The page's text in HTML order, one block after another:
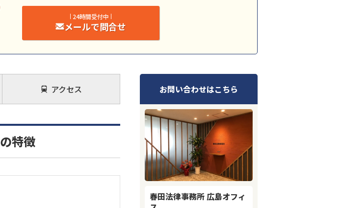
24時間受付中
メールで問合せ
アクセス
特徴
お問い合わせはこちら
春田法律事務所 広島オフィ